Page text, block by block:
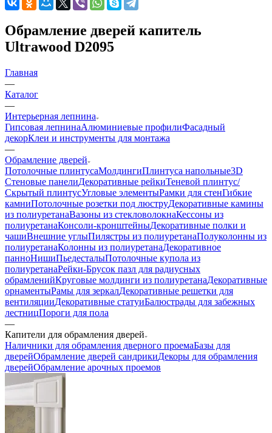
Обрамление дверей капитель
Ultrawood D2095
Главная
—
Каталог
—
Интерьерная лепнина
Гипсовая лепнинаАлюминиевые профилиФасадный
декорКлеи и инструменты для монтажа
—
Обрамление дверей
Потолочные плинтусаМолдингиПлинтуса напольные3D
Стеновые панелиДекоративные рейкиТеневой плинтус/
Скрытый плинтусУгловые элементыРамки для стенГибкие
камниПотолочные розетки под люструДекоративные камины
из полиуретанаВазоны из стекловолокнаКессоны из
полиуретанаКонсоли-кронштейныДекоративные полки и
чашиВнешние углыПилястры из полиуретанаПолуколонны из
полиуретанаКолонны из полиуретанаДекоративное
панноНишиПьедесталыПотолочные купола из
полиуретанаРейки-Брусок пазл для радиусных
обрамленийКруговые молдинги из полиуретанаДекоративные
орнаментыРамы для зеркалДекоративные решетки для
вентиляцииДекоративные статуиБалюстрады для забежных
лестницПороги для пола
—
Капители для обрамления дверей
Наличники для обрамления дверного проемаБазы для
дверейОбрамление дверей сандрикиДекоры для обрамления
дверейОбрамление арочных проемов